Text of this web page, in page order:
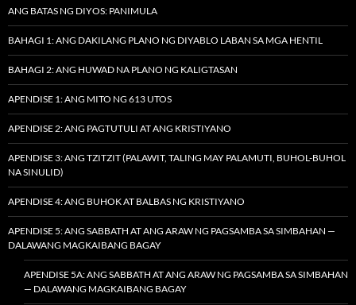
ANG BATAS NG DIYOS: PANIMULA
BAHAGI 1: ANG DAKILANG PLANO NG DIYABLO LABAN SA MGA HENTIL
BAHAGI 2: ANG HUWAD NA PLANO NG KALIGTASAN
APENDISE 1: ANG MITO NG 613 UTOS
APENDISE 2: ANG PAGTUTULI AT ANG KRISTIYANO
APENDISE 3: ANG TZITZIT (PALAWIT, TALING MAY PALAMUTI, BUHOL-BUHOL
NA SINULID)
APENDISE 4: ANG BUHOK AT BALBAS NG KRISTIYANO
APENDISE 5: ANG SABBATH AT ANG ARAW NG PAGSAMBA SA SIMBAHAN —
DALAWANG MAGKAIBANG BAGAY
APENDISE 5A: ANG SABBATH AT ANG ARAW NG PAGSAMBA SA SIMBAHAN
— DALAWANG MAGKAIBANG BAGAY